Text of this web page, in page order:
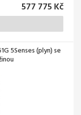
577 775 Kč
5Senses (plyn) se